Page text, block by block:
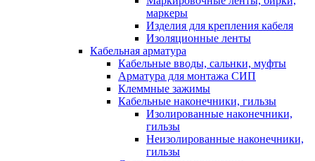
маркеры
Изделия для крепления кабеля
Изоляционные ленты
Кабельная арматура
Кабельные вводы, сальнки, муфты
Арматура для монтажа СИП
Клеммные зажимы
Кабельные наконечники, гильзы
Изолированные наконечники,
гильзы
Неизолированные наконечники,
гильзы